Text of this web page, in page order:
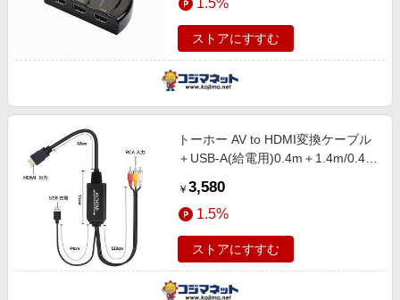
1.5%
ストアにすすむ
トーホー AV to HDMI変換ケーブル
＋USB-A(給電用)0.4m＋1.4m/0.4m
HDX-A2HH
￥ 3,580
1.5%
ストアにすすむ